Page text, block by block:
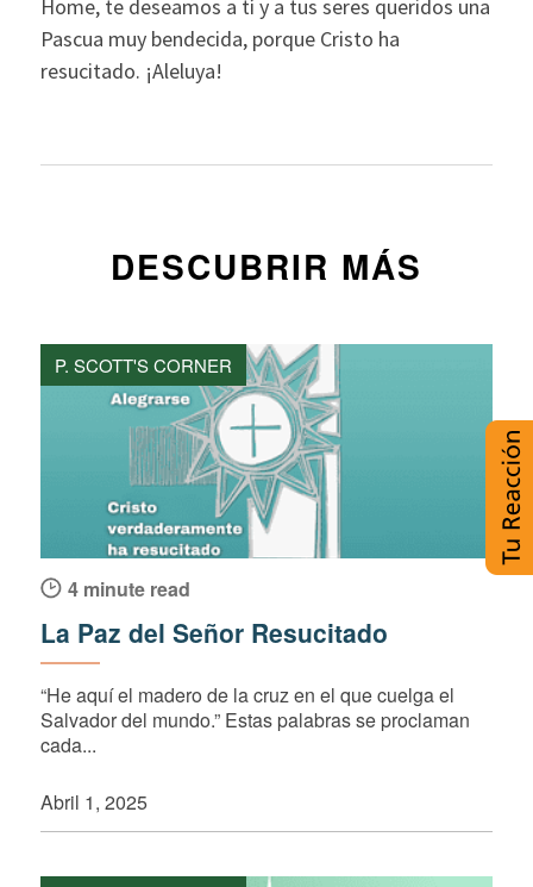
Home, te deseamos a tí y a tus seres queridos una
Pascua muy bendecida, porque Cristo ha
resucitado. ¡Aleluya!
DESCUBRIR MÁS
P. SCOTT'S CORNER
4 minute read
La Paz del Señor Resucitado
“He aquí el madero de la cruz en el que cuelga el
Salvador del mundo.” Estas palabras se proclaman
cada...
Abril 1, 2025